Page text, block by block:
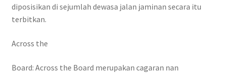
diposisikan di sejumlah dewasa jalan jaminan secara itu
terbitkan.
Across the
Board: Across the Board merupakan cagaran nan